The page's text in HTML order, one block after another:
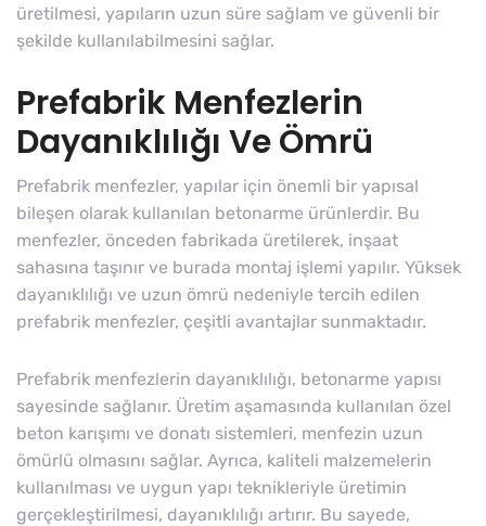
üretilmesi, yapıların uzun süre sağlam ve güvenli bir
şekilde kullanılabilmesini sağlar.
Prefabrik Menfezlerin
Dayanıklılığı Ve Ömrü
Prefabrik menfezler, yapılar için önemli bir yapısal
bileşen olarak kullanılan betonarme ürünlerdir. Bu
menfezler, önceden fabrikada üretilerek, inşaat
sahasına taşınır ve burada montaj işlemi yapılır. Yüksek
dayanıklılığı ve uzun ömrü nedeniyle tercih edilen
prefabrik menfezler, çeşitli avantajlar sunmaktadır.
Prefabrik menfezlerin dayanıklılığı, betonarme yapısı
sayesinde sağlanır. Üretim aşamasında kullanılan özel
beton karışımı ve donatı sistemleri, menfezin uzun
ömürlü olmasını sağlar. Ayrıca, kaliteli malzemelerin
kullanılması ve uygun yapı teknikleriyle üretimin
gerçekleştirilmesi, dayanıklılığı artırır. Bu sayede,